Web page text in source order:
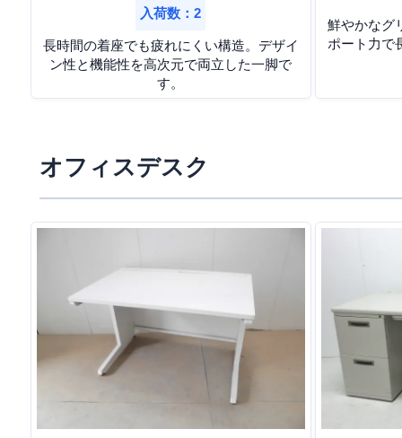
入荷数：2
長時間の着座でも疲れにくい構造。デザイ
ン性と機能性を高次元で両立した一脚で
す。
鮮やかなグ
ポート力で
オフィスデスク